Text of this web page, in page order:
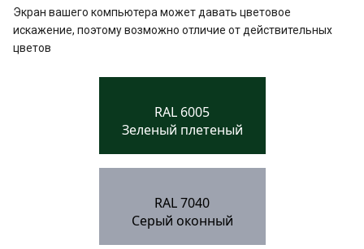
Экран вашего компьютера может давать цветовое
искажение, поэтому возможно отличие от действительных
цветов
RAL 6005
Зеленый плетеный
RAL 7040
Серый оконный